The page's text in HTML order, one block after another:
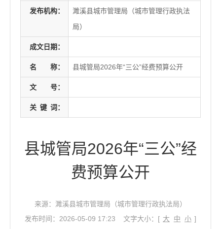
发布机构：
濉溪县城市管理局（城市管理行政执法
局）
成文日期：
名 称： 县城管局2026年“三公”经费预算公开
文 号：
关 键 词：
县城管局2026年“三公”经
费预算公开
来源：濉溪县城市管理局（城市管理行政执法局）
发布时间：2026-05-09 17:23
文字大小：[ 大 中 小 ]